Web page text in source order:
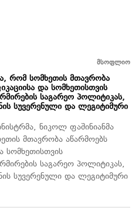
მსოფლიო
რომ სომხეთის მთავრობა
და სომხეთისთვის
საგარეო პოლიტიკას,
სუვერენული და ლეგიტიმური
ნიკოლ ფაშინიანმა
მთავრობა აწარმოებს
სომხეთისთვის
საგარეო პოლიტიკას,
სუვერენული და ლეგიტიმური